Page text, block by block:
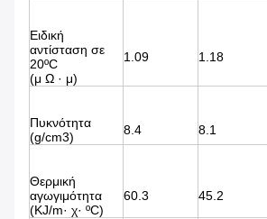
Ειδική
αντίσταση σε
20ºC
(μ Ω · μ)
1.09 1.18
Πυκνότητα
(g/cm3)
8.4 8.1
Θερμική
αγωγιμότητα
(KJ/m· χ· ºC)
60.3 45.2